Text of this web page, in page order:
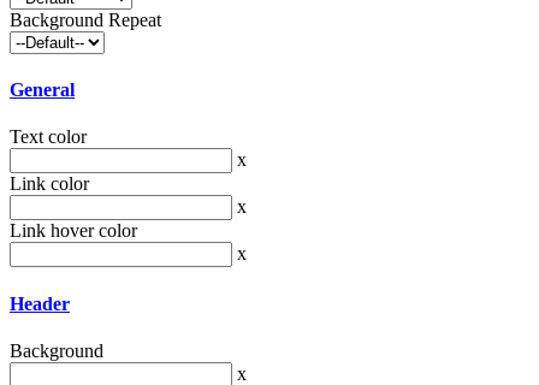
Background Repeat
General
Text color
x
Link color
x
Link hover color
x
Header
Background
x